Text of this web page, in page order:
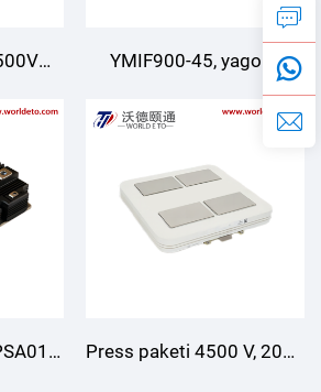
YMIF900-45, yagona
tugunli IGBT, CRRC
Press paketi 4500 V, 2000